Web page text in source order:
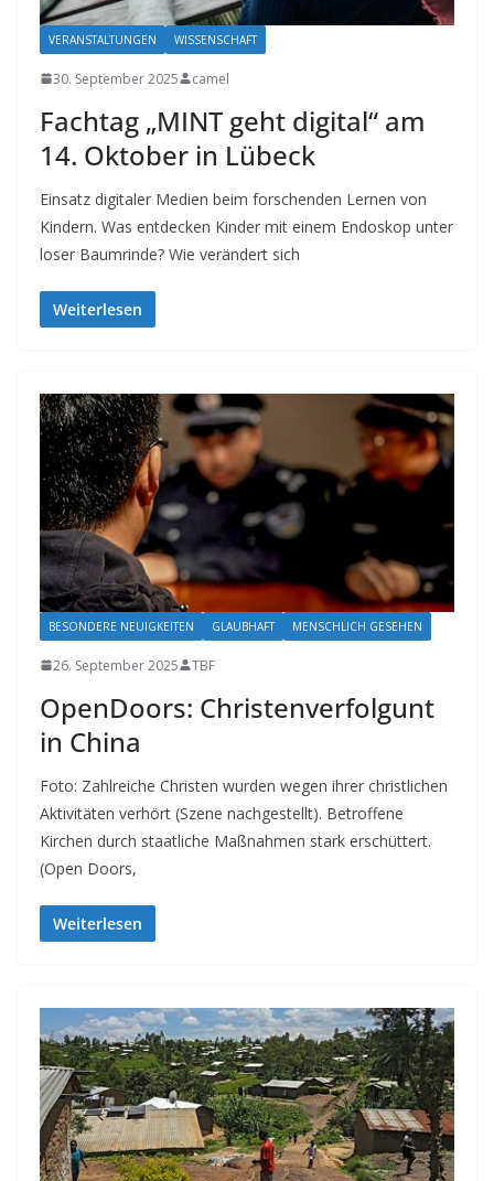
VERANSTALTUNGEN WISSENSCHAFT
30. September 2025 camel
Fachtag „MINT geht digital“ am
14. Oktober in Lübeck
Einsatz digitaler Medien beim forschenden Lernen von
Kindern. Was entdecken Kinder mit einem Endoskop unter
loser Baumrinde? Wie verändert sich
Weiterlesen
BESONDERE NEUIGKEITEN GLAUBHAFT MENSCHLICH GESEHEN
26. September 2025 TBF
OpenDoors: Christenverfolgunt
in China
Foto: Zahlreiche Christen wurden wegen ihrer christlichen
Aktivitäten verhört (Szene nachgestellt). Betroffene
Kirchen durch staatliche Maßnahmen stark erschüttert.
(Open Doors,
Weiterlesen